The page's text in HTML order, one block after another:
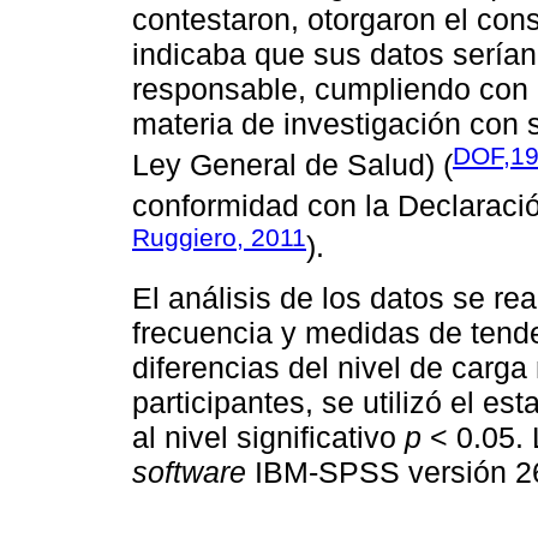
contestaron, otorgaron el
indicaba que sus datos
responsable, cumpliendo
materia de investigación con
Ley General de Salud) (
conformidad con la
Ruggiero, 2011).
El análisis de los datos se
frecuencia y medidas de
diferencias del nivel de
participantes, se utilizó el
al nivel significativo p < 0.05.
software IBM-SPSS versión